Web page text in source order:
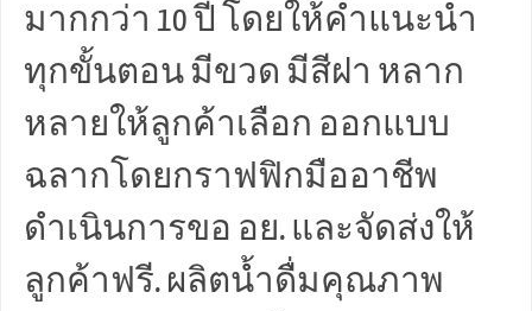
มากกว่า 10 ปี โดยให้คำแนะนำ
ทุกขั้นตอน มีขวด มีสีฝา หลาก
หลายให้ลูกค้าเลือก ออกแบบ
ฉลากโดยกราฟฟิกมืออาชีพ
ดำเนินการขอ อย. และจัดส่งให้
ลูกค้าฟรี. ผลิตน้ำดื่มคุณภาพ